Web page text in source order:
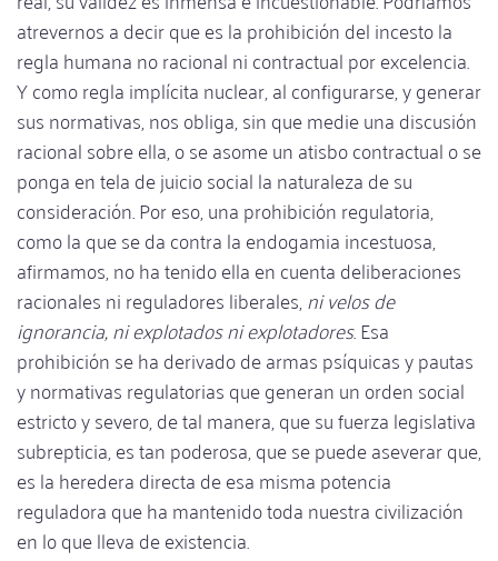
atrevernos a decir que es la prohibición del incesto la
regla humana no racional ni contractual por excelencia.
Y como regla implícita nuclear, al configurarse, y generar
sus normativas, nos obliga, sin que medie una discusión
racional sobre ella, o se asome un atisbo contractual o se
ponga en tela de juicio social la naturaleza de su
consideración. Por eso, una prohibición regulatoria,
como la que se da contra la endogamia incestuosa,
afirmamos, no ha tenido ella en cuenta deliberaciones
racionales ni reguladores liberales,ni velos de
ignorancia, ni explotados ni explotadores. Esa
prohibición se ha derivado de armas psíquicas y pautas
y normativas regulatorias que generan un orden social
estricto y severo, de tal manera, que su fuerza legislativa
subrepticia, es tan poderosa, que se puede aseverar que,
es la heredera directa de esa misma potencia
reguladora que ha mantenido toda nuestra civilización
en lo que lleva de existencia.